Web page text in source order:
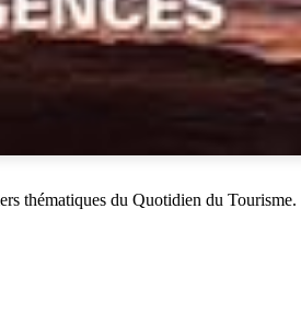
thématiques du Quotidien du Tourisme.